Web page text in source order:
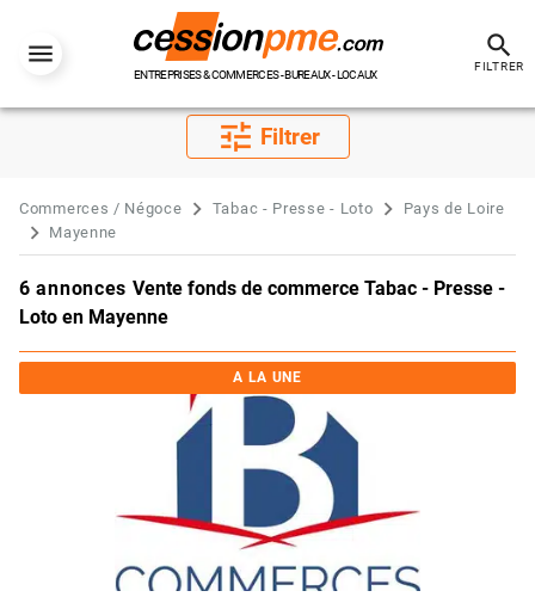
ENTREPRISES & COMMERCES - BUREAUX - LOCAUX
search
FILTRER
tune Filtrer
Commerces / Négoce Tabac - Presse - Loto
Pays de Loire
Mayenne
6 annonces Vente fonds de commerce Tabac - Presse -
Loto en Mayenne
A LA UNE